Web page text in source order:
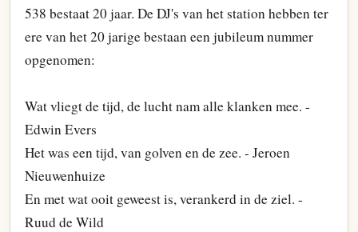
538 bestaat 20 jaar. De DJ's van het station hebben ter
ere van het 20 jarige bestaan een jubileum nummer
opgenomen:
Wat vliegt de tijd, de lucht nam alle klanken mee. -
Edwin Evers
Het was een tijd, van golven en de zee. - Jeroen
Nieuwenhuize
En met wat ooit geweest is, verankerd in de ziel. -
Ruud de Wild